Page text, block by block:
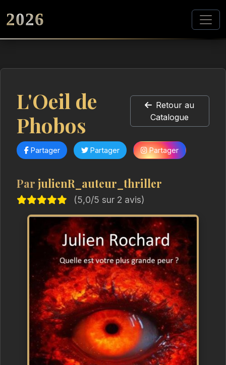
2026
L'Oeil de
Phobos
Retour au
Catalogue
Partager Partager Partager
Par julienR_auteur_thriller
(5,0/5 sur 2 avis)